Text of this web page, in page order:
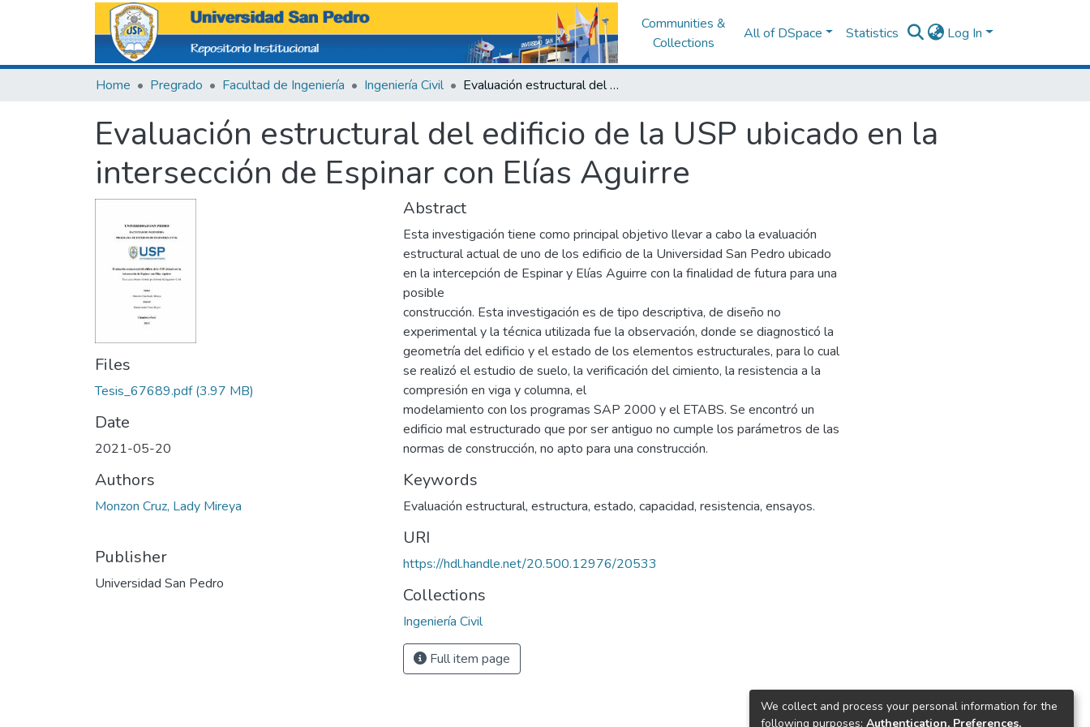
Communities &
Collections
All of DSpace Statistics Log In
Home Pregrado Facultad de Ingeniería Ingeniería Civil Evaluación estructural del edificio de la USP ubicado en la intersección de Espinar con Elías Aguirre
Evaluación estructural del edificio de la USP ubicado en la
intersección de Espinar con Elías Aguirre
Files
Tesis_67689.pdf(3.97 MB)
Date
2021-05-20
Authors
Monzon Cruz, Lady Mireya
Publisher
Universidad San Pedro
Abstract
Esta investigación tiene como principal objetivo llevar a cabo la evaluación
estructural actual de uno de los edificio de la Universidad San Pedro ubicado
en la intercepción de Espinar y Elías Aguirre con la finalidad de futura para una
posible
construcción. Esta investigación es de tipo descriptiva, de diseño no
experimental y la técnica utilizada fue la observación, donde se diagnosticó la
geometría del edificio y el estado de los elementos estructurales, para lo cual
se realizó el estudio de suelo, la verificación del cimiento, la resistencia a la
compresión en viga y columna, el
modelamiento con los programas SAP 2000 y el ETABS. Se encontró un
edificio mal estructurado que por ser antiguo no cumple los parámetros de las
normas de construcción, no apto para una construcción.
Keywords
Evaluación estructural, estructura, estado, capacidad, resistencia, ensayos.
URI
https://hdl.handle.net/20.500.12976/20533
Collections
Ingeniería Civil
Full item page
We collect and process your personal information for the
following purposes: Authentication, Preferences,